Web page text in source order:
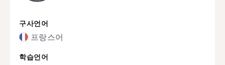
구사언어
프랑스어
학습언어